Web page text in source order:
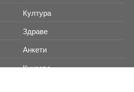
Култура
Здраве
Анкети
Куизове